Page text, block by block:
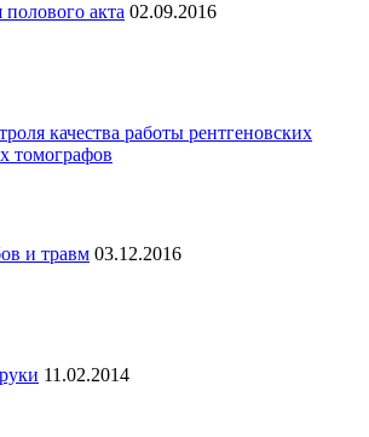
акта 02.09.2016
качества работы рентгеновских
томографов
и травм 03.12.2016
11.02.2014